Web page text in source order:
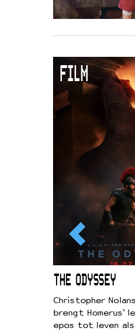
FILM
THE ODYSSEY
Christopher
brengt Homerus'
epos tot leven